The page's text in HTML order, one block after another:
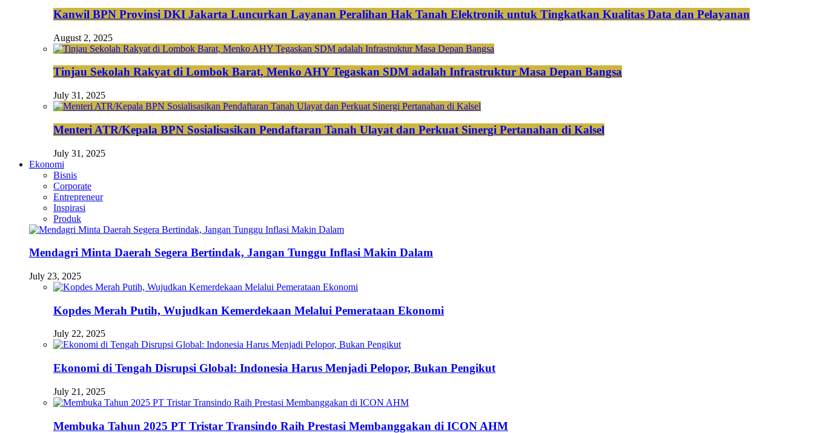
Kanwil BPN Provinsi DKI Jakarta Luncurkan Layanan Peralihan Hak Tanah Elektronik untuk Tingkatkan Kualitas Data dan Pelayanan
August 2, 2025
Tinjau Sekolah Rakyat di Lombok Barat, Menko AHY Tegaskan SDM adalah Infrastruktur Masa Depan Bangsa
July 31, 2025
Menteri ATR/Kepala BPN Sosialisasikan Pendaftaran Tanah Ulayat dan Perkuat Sinergi Pertanahan di Kalsel
July 31, 2025
Ekonomi
Bisnis
Corporate
Entrepreneur
Inspirasi
Produk
Mendagri Minta Daerah Segera Bertindak, Jangan Tunggu Inflasi Makin Dalam
July 23, 2025
Kopdes Merah Putih, Wujudkan Kemerdekaan Melalui Pemerataan Ekonomi
July 22, 2025
Ekonomi di Tengah Disrupsi Global: Indonesia Harus Menjadi Pelopor, Bukan Pengikut
July 21, 2025
Membuka Tahun 2025 PT Tristar Transindo Raih Prestasi Membanggakan di ICON AHM